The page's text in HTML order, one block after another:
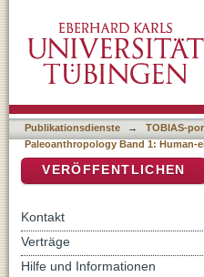
Publikationsdienste → TOBIAS-
Paleoanthropology Band 1:
VERÖFFENTLICHEN
Kontakt
Verträge
Hilfe und Informationen